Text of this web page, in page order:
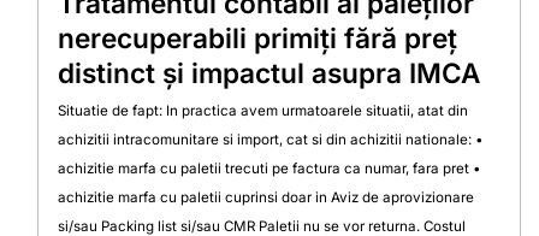
nerecuperabili primiți fără preț
distinct și impactul asupra IMCA
Situatie de fapt: In practica avem urmatoarele situatii, atat din
achizitii intracomunitare si import, cat si din achizitii nationale: •
achizitie marfa cu paletii trecuti pe factura ca numar, fara pret •
achizitie marfa cu paletii cuprinsi doar in Aviz de aprovizionare
si/sau Packing list si/sau CMR Paletii nu se vor returna. Costul